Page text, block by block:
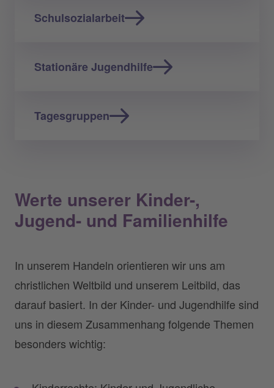
Schulsozialarbeit
Stationäre Jugendhilfe
Tagesgruppen
Werte unserer Kinder-,
Jugend- und Familienhilfe
In unserem Handeln orientieren wir uns am
christlichen Weltbild und unserem Leitbild, das
darauf basiert. In der Kinder- und Jugendhilfe sind
uns in diesem Zusammenhang folgende Themen
besonders wichtig: